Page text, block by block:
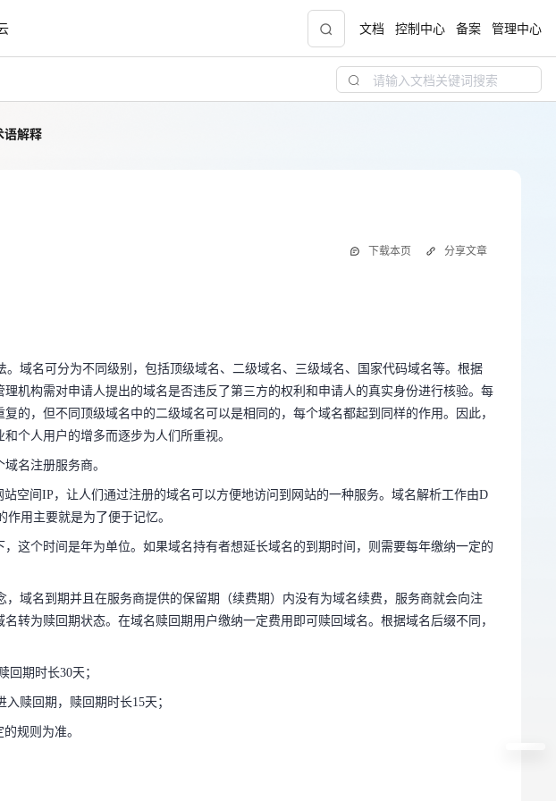
天翼云大模型专项
国家云助力中小企业腾飞，高额上云补贴重磅
体验官 NEW
塑科技边界
文档 控制中心 备案 管理中心
语解释
下载本页
机构需对申请人提出的域名是否违反了第三方的权利和申请人的真实身份进行核验。每
的，但不同顶级域名中的二级域名可以是相同的，每个域名都起到同样的作用。因此，
个人用户的增多而逐步为人们所重视。
域名注册服务商。
用主要就是为了便于记忆。
这个时间是年为单位。如果域名持有者想延长域名的到期时间，则需要每年缴纳一定的
，域名到期并且在服务商提供的保留期（续费期）内没有为域名续费，服务商就会向注
转为赎回期状态。在域名赎回期用户缴纳一定费用即可赎回域名。根据域名后缀不同，
回期时长30天；
分享文章
。域名可分为不同级别，包括顶级域名、二级域名、三级域名、国家代码域名等。根据
机构需对申请人提出的域名是否违反了第三方的权利和申请人的真实身份进行核验。每
的，但不同顶级域名中的二级域名可以是相同的，每个域名都起到同样的作用。因此，
个人用户的增多而逐步为人们所重视。
名注册服务商。
空间IP，让人们通过注册的域名可以方便地访问到网站的一种服务。域名解析工作由D
用主要就是为了便于记忆。
这个时间是年为单位。如果域名持有者想延长域名的到期时间，则需要每年缴纳一定的
，域名到期并且在服务商提供的保留期（续费期）内没有为域名续费，服务商就会向注
转为赎回期状态。在域名赎回期用户缴纳一定费用即可赎回域名。根据域名后缀不同，
期时长30天；
赎回期，赎回期时长15天；
规则为准。